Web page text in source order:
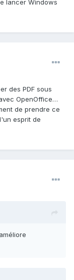
lancer Windows
des PDF sous
OpenOffice…
de prendre ce
esprit de